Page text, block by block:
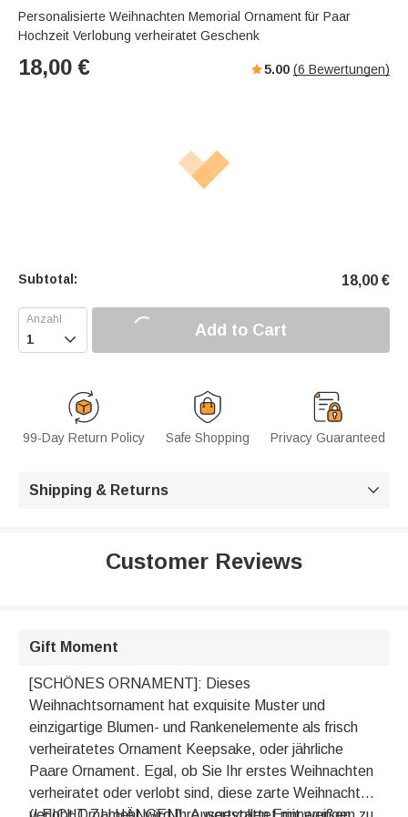
Personalisierte Weihnachten Memorial Ornament für Paar
Hochzeit Verlobung verheiratet Geschenk
18,00 € 5.00 (6 Bewertungen)
Subtotal: 18,00 €
 Add to Cart
99-Day Return Policy Safe Shopping Privacy Guaranteed
Shipping & Returns 
Customer Reviews
Gift Moment
[SCHÖNES ORNAMENT]: Dieses
Weihnachtsornament hat exquisite Muster und
einzigartige Blumen- und Rankenelemente als frisch
verheiratetes Ornament Keepsake, oder jährliche
Paare Ornament. Egal, ob Sie Ihr erstes Weihnachten
verheiratet oder verlobt sind, diese zarte Weihnachten